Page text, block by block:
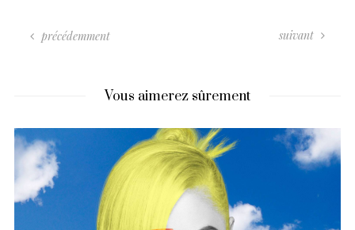
précédemment suivant
Vous aimerez sûrement